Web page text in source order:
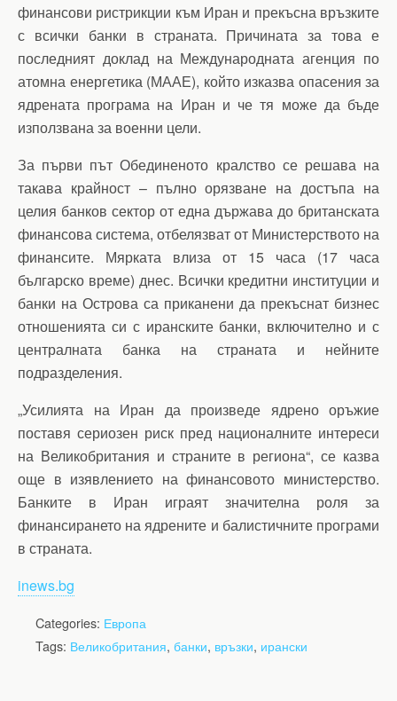
финансови ристрикции към Иран и прекъсна връзките
с всички банки в страната. Причината за това е
последният доклад на Международната агенция по
атомна енергетика (МААЕ), който изказва опасения за
ядрената програма на Иран и че тя може да бъде
използвана за военни цели.
За първи път Обединеното кралство се решава на
такава крайност – пълно орязване на достъпа на
целия банков сектор от една държава до британската
финансова система, отбелязват от Министерството на
финансите. Мярката влиза от 15 часа (17 часа
българско време) днес. Всички кредитни институции и
банки на Острова са приканени да прекъснат бизнес
отношенията си с иранските банки, включително и с
централната банка на страната и нейните
подразделения.
„Усилията на Иран да произведе ядрено оръжие
поставя сериозен риск пред националните интереси
на Великобритания и страните в региона“, се казва
още в изявлението на финансовото министерство.
Банките в Иран играят значителна роля за
финансирането на ядрените и балистичните програми
в страната.
inews.bg
Categories: Европа
Tags: Великобритания, банки, връзки, ирански